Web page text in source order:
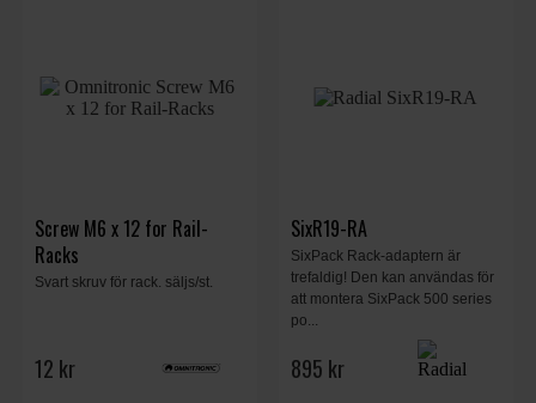
Screw M6 x 12 for Rail-
Racks
Svart skruv för rack. säljs/st.
12 kr
SixR19-RA
SixPack Rack-adaptern är
trefaldig! Den kan användas för
att montera SixPack 500 series
po...
895 kr